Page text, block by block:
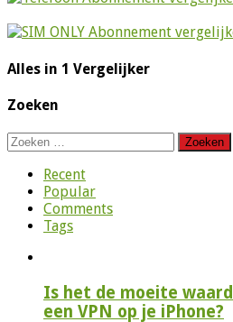
Alles in 1 Vergelijker
Zoeken
Zoeken
naar:
Recent
Popular
Comments
Tags
Is het de moeite
een VPN op je iPhone?